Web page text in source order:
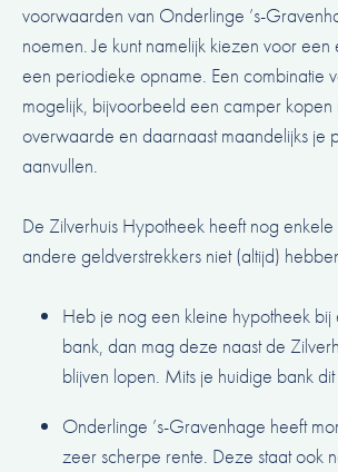
voorwaarden van Onderlinge ’s-
noemen. Je kunt namelijk kiezen voor
een periodieke opname. Een combinatie
mogelijk, bijvoorbeeld een camper kopen
overwaarde en daarnaast maandelijks je
aanvullen.
De Zilverhuis Hypotheek heeft nog enkele
andere geldverstrekkers niet (altijd)
Heb je nog een kleine hypotheek
bank, dan mag deze naast de
blijven lopen. Mits je huidige bank dit
Onderlinge ’s-Gravenhage heeft
zeer scherpe rente. Deze staat ook